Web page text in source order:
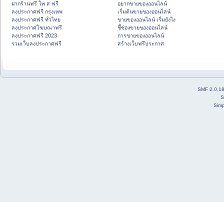
ฝากร้านฟรี โพ ส ฟรี
ลงประกาศฟรี กรุงเทพ
ลงประกาศฟรี ทั่วไทย
ลงประกาศโฆษณาฟรี
ลงประกาศฟรี 2023
รวมเว็บลงประกาศฟรี
อยากขายของออนไลน์
เริ่มต้นขายของออนไลน์
ขายของออนไลน์ เริ่มยังไง
ชี้ช่องขายของออนไลน์
การขายของออนไลน์
สร้างเว็บฟรีประกาศ
SMF 2.0.18